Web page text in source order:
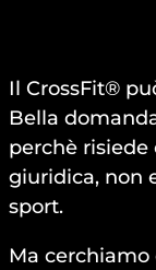
Il CrossFit®
Bella
perchè
giuridica, non
sport.
Ma